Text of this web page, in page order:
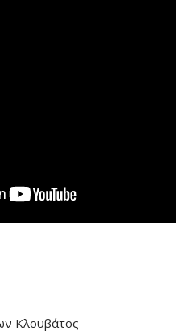
Κλουβάτος